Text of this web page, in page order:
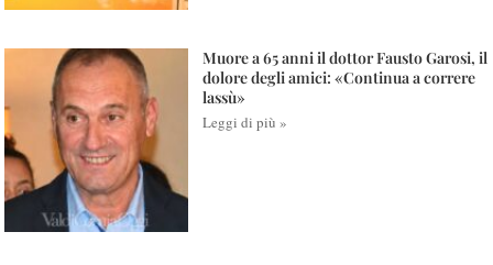
Muore a 65 anni il dottor Fausto Garosi, il
dolore degli amici: «Continua a correre
lassù»
Leggi di più »